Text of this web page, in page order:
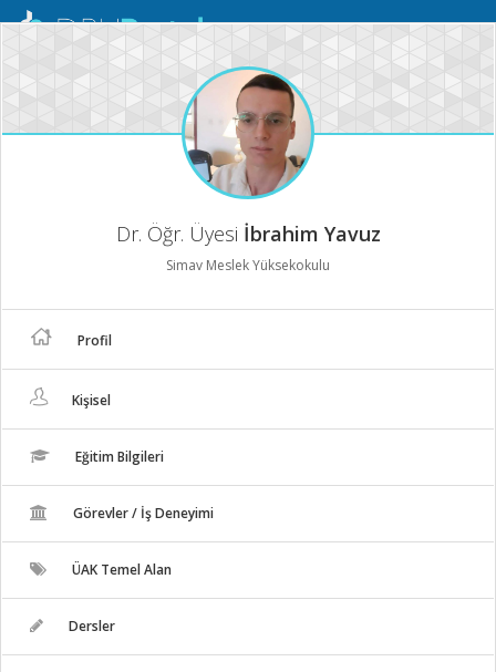
Mobil
Dr. Öğr. Üyesi İbrahim Yavuz
Simav Meslek Yüksekokulu
Profil
Kişisel
Eğitim Bilgileri
Görevler / İş Deneyimi
ÜAK Temel Alan
Dersler